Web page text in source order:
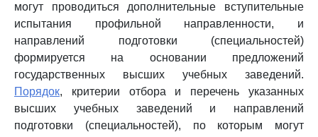
могут проводиться дополнительные вступительные
испытания профильной направленности, и
направлений подготовки (специальностей)
формируется на основании предложений
государственных высших учебных заведений.
Порядок, критерии отбора и перечень указанных
высших учебных заведений и направлений
подготовки (специальностей), по которым могут